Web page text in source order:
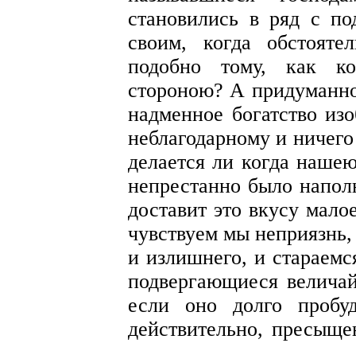
становились в ряд с
своим, когда
подобно тому, как
стороною? А
надменное богатство
неблагодарному и
делается ли когда
непрестанно было
доставит это вкусу
чувствуем мы
и излишнего, и
подвергающиеся
если оно долго
действительно,